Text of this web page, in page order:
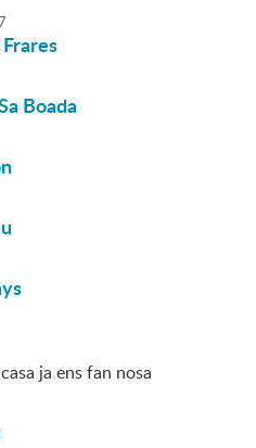
Boada
ja ens fan nosa